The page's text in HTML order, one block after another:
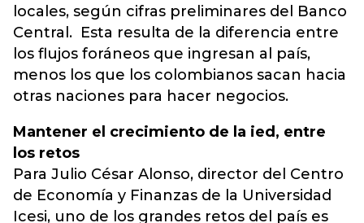
locales, según cifras preliminares del Banco
Central. Esta resulta de la diferencia entre
los flujos foráneos que ingresan al país,
menos los que los colombianos sacan hacia
otras naciones para hacer negocios.
Mantener el crecimiento de la ied, entre
los retos
Para Julio César Alonso, director del Centro
de Economía y Finanzas de la Universidad
Icesi, uno de los grandes retos del país es